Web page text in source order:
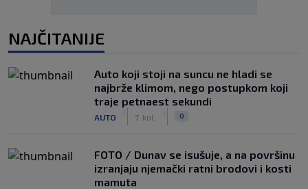
NAJČITANIJE
Auto koji stoji na suncu ne hladi se
najbrže klimom, nego postupkom koji
traje petnaest sekundi
AUTO 7. kol. 0
FOTO / Dunav se isušuje, a na površinu
izranjaju njemački ratni brodovi i kosti
mamuta